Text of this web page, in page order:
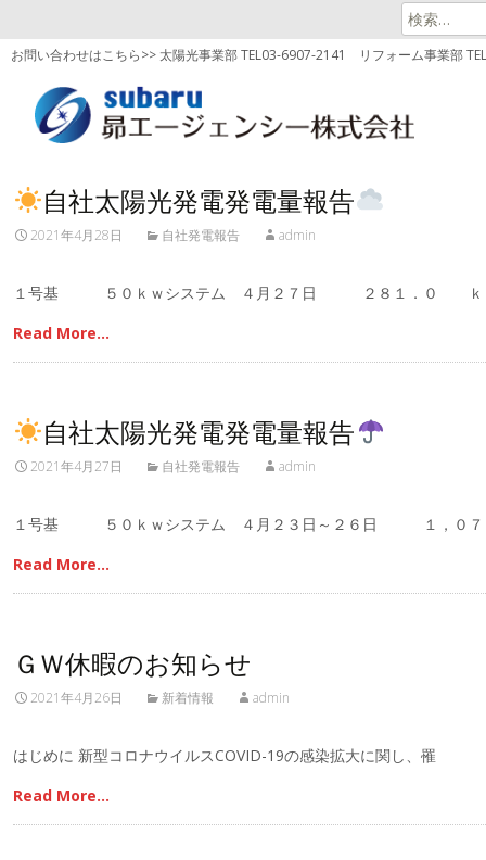
検
索:
お問い合わせはこちら>> 太陽光事業部 TEL03-6907-2141 リフォーム事業部
自社太陽光発電発電量報告
2021年4月28日 自社発電報告 admin
１号基 ５０ｋｗシステム ４月２７日 ２８１．０ ｋ
Read More…
自社太陽光発電発電量報告
2021年4月27日 自社発電報告 admin
１号基 ５０ｋｗシステム ４月２３日～２６日 １，０７
Read More…
ＧＷ休暇のお知らせ
2021年4月26日 新着情報 admin
はじめに 新型コロナウイルスCOVID-19の感染拡大に関し、罹
Read More…